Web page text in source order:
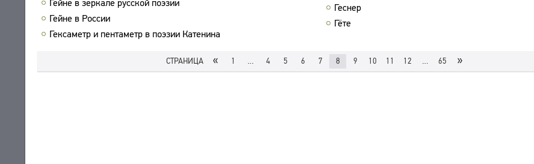
Гейне в зеркале русской поэзии
Гейне в России
Гексаметр и пентаметр в поэзии Катенина
Геснер
Гёте
СТРАНИЦА « 1 … 4 5 6 7 8 9 10 11 12 … 65 »
ПОЭТЫ
ПЕРЕВОДЧИКИ
ИССЛЕДОВАТЕЛИ
ПОИСК